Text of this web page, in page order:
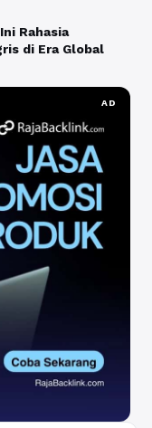
Rahasia
di Era Global
AD